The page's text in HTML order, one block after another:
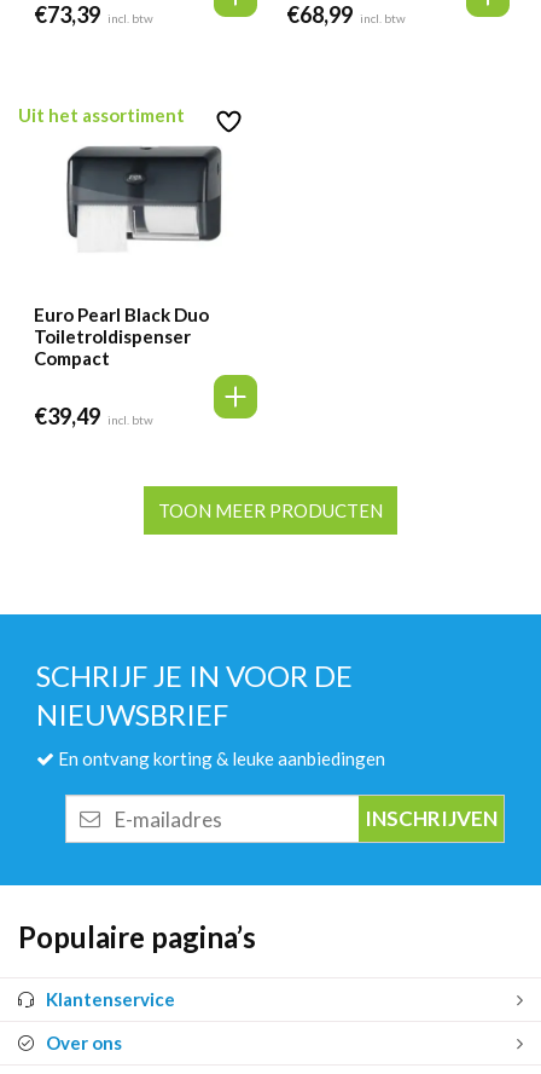
€73,39 incl. btw €68,99 incl. btw
Uit het assortiment
Euro Pearl Black Duo
Toiletroldispenser
Compact
€39,49 incl. btw
TOON MEER PRODUCTEN
SCHRIJF JE IN VOOR DE
NIEUWSBRIEF
En ontvang korting & leuke aanbiedingen
mailadres
Populaire pagina’s
Klantenservice
Over ons